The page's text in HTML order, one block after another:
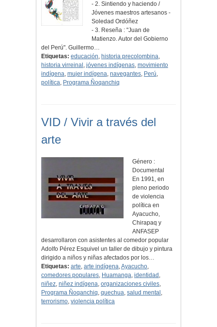
- 2. Sintiendo y haciendo /
Jóvenes maestros artesanos -
Soledad Ordóñez
- 3. Reseña : "Juan de
Matienzo. Autor del Gobierno
del Perú". Guillermo…
Etiquetas: educación, historia precolombina,
historia virreinal , jóvenes indígenas, movimiento
indígena, mujer indígena, navegantes, Perú,
política, Programa Ñoqanchiq
VID / Vivir a través del
arte
Género :
Documental
En 1991, en
pleno periodo
de violencia
política en
Ayacucho,
Chirapaq y
ANFASEP
desarrollaron con asistentes al comedor popular
Adolfo Pérez Esquivel un taller de dibujo y pintura
dirigido a niños y niñas afectados por los…
Etiquetas: arte, arte indígena,Ayacucho,
comedores populares, Huamanga, identidad ,
niñez, niñez indígena, organizaciones civiles,
Programa Ñoqanchiq, quechua, salud mental ,
terrorismo, violencia política